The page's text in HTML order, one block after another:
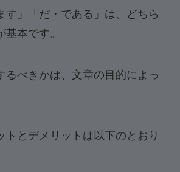
す」「だ・である」は、どちら
本です。
るべきかは、文章の目的によっ
トとデメリットは以下のとおり